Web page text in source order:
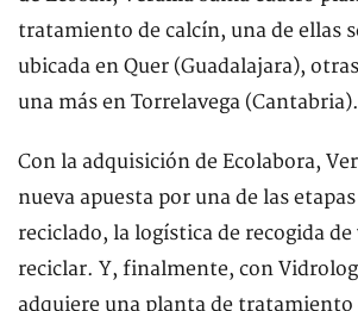
tratamiento de calcín, una de ellas
ubicada en Quer (Guadalajara),
una más en Torrelavega (Cantabria).
Con la adquisición de Ecolabora,
nueva apuesta por una de las
reciclado, la logística de recogida
reciclar. Y, finalmente, con
adquiere una planta de